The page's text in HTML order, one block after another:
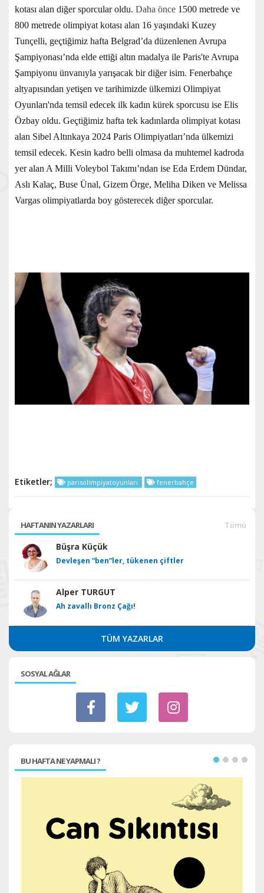
kotası alan diğer sporcular oldu. Daha önce 1500 metrede ve
800 metrede olimpiyat kotası alan 16 yaşındaki Kuzey
Tunçelli, geçtiğimiz hafta Belgrad’da düzenlenen Avrupa
Şampiyonası’nda elde ettiği altın madalya ile Paris'te Avrupa
Şampiyonu ünvanıyla yarışacak bir diğer isim. Fenerbahçe
altyapısından yetişen ve tarihimizde ülkemizi Olimpiyat
Oyunları'nda temsil edecek ilk kadın kürek sporcusu ise Elis
Özbay oldu. Geçtiğimiz hafta tek kadınlarda olimpiyat kotası
alan Sibel Altınkaya 2024 Paris Olimpiyatları’nda ülkemizi
temsil edecek. Kesin kadro belli olmasa da muhtemel kadroda
yer alan A Milli Voleybol Takımı’ndan ise Eda Erdem Dündar,
Aslı Kalaç, Buse Ünal, Gizem Örge, Meliha Diken ve Melissa
Vargas olimpiyatlarda boy gösterecek diğer sporcular.
Etiketler; parisolimpiyatoyunları fenerbahçe
HAFTANIN YAZARLARI Tümü
Büşra Küçük
Devleşen “ben”ler, tükenen çiftler
Alper TURGUT
Ah zavallı Bronz Çağı!
TÜM YAZARLAR
SOSYAL AĞLAR
BU HAFTA NE YAPMALI ?